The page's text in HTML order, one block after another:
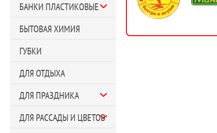
БАНКИ ПЛАСТИКОВЫЕ
БЫТОВАЯ ХИМИЯ
ГУБКИ
ДЛЯ ОТДЫХА
ДЛЯ ПРАЗДНИКА
ДЛЯ РАССАДЫ И ЦВЕТОВ